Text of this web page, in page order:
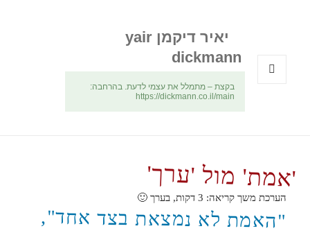
יאיר דיקמן yair
dickmann
בקצת – מתמלל את עצמי לדעת. בהרחבה:
https://dickmann.co.il/main
'אמת' מול 'ערך'
הערכת משך קריאה: 3 דקות, בערך 🙂
"האמת לא נמצאת בצד אחד",